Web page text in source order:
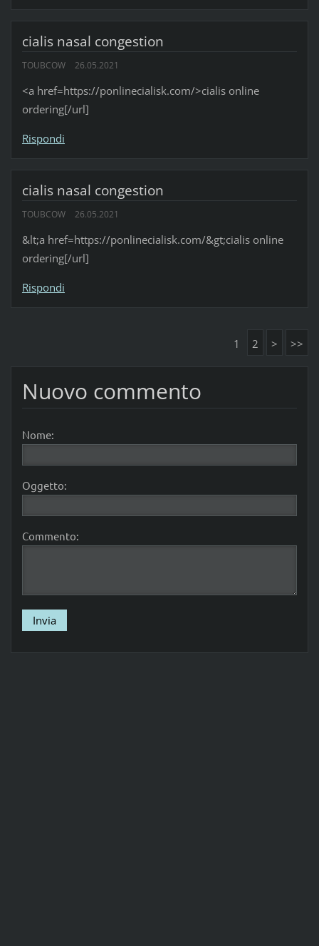
cialis nasal congestion
TOUBCOW 26.05.2021
<a href=https://ponlinecialisk.com/>cialis online
ordering[/url]
Rispondi
cialis nasal congestion
TOUBCOW 26.05.2021
&lt;a href=https://ponlinecialisk.com/&gt;cialis online
ordering[/url]
Rispondi
1 2 > >>
Nuovo commento
Nome:
Oggetto:
Commento: